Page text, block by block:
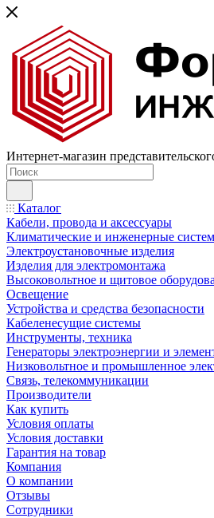
Интернет-магазин
Каталог
Кабели, провода и аксессуары
Климатические и инженерные
Электроустановочные изделия
Изделия для электромонтажа
Высоковольтное и щитовое
Освещение
Устройства и средства безопасности
Кабеленесущие системы
Инструменты, техника
Генераторы электроэнергии и
Низковольтное и промышленное
Связь, телекоммуникации
Производители
Как купить
Условия оплаты
Условия доставки
Гарантия на товар
Компания
О компании
Отзывы
Сотрудники